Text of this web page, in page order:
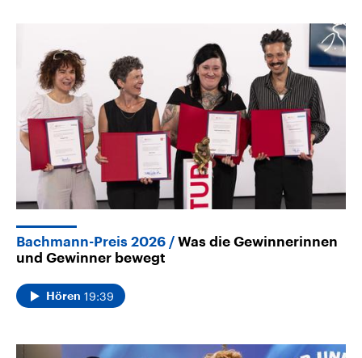
Bachmann-Preis 2026
Was die Gewinnerinnen
und Gewinner bewegt
Hören 19:39